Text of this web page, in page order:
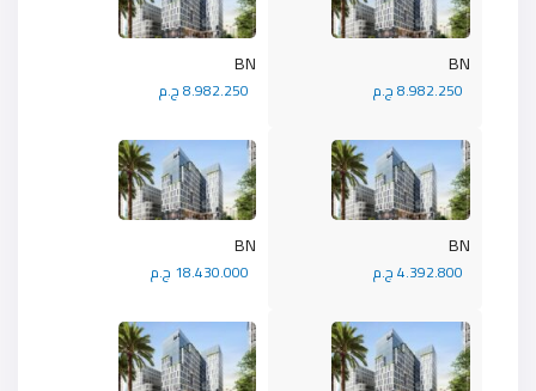
BN BN
BN BN